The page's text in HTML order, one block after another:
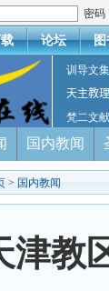
密码
论坛 图
训导文集
天主教理
梵二文献
国内教闻
> 国内教闻
津教